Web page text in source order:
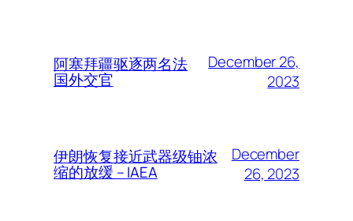
阿塞拜疆驱逐两名法
国外交官
December 26,
2023
伊朗恢复接近武器级铀浓
缩的放缓 – IAEA
December
26, 2023